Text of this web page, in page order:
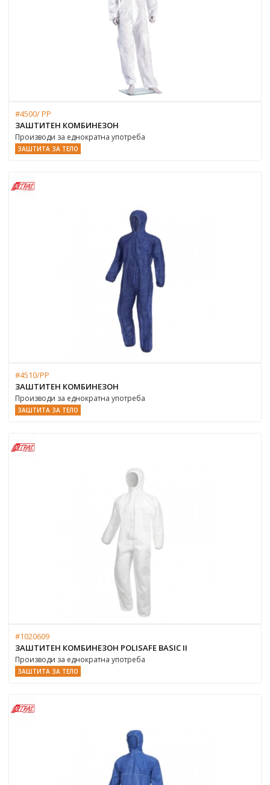
#4500/ PP
ЗАШТИТЕН КОМБИНЕЗОН
Производи за еднократна употреба
ЗАШТИТА ЗА ТЕЛО
#4510/PP
ЗАШТИТЕН КОМБИНEЗОН
Производи за еднократна употреба
ЗАШТИТА ЗА ТЕЛО
#1020609
ЗАШТИТЕН КОМБИНЕЗОН POLISAFE BASIC II
Производи за еднократна употреба
ЗАШТИТА ЗА ТЕЛО